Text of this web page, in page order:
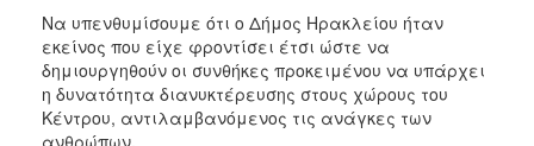
Να υπενθυμίσουμε ότι ο Δήμος Ηρακλείου ήταν
εκείνος που είχε φροντίσει έτσι ώστε να
δημιουργηθούν οι συνθήκες προκειμένου να υπάρχει
η δυνατότητα διανυκτέρευσης στους χώρους του
Κέντρου, αντιλαμβανόμενος τις ανάγκες των
ανθρώπων.